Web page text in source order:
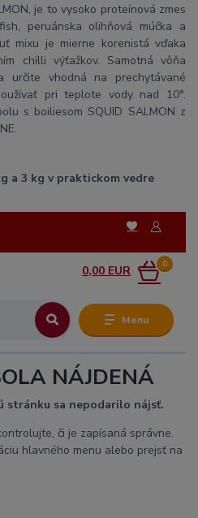
je to vysoko proteínová zmes
peruánska olihňová múčka a
mixu je mierne korenistá vďaka
chilli výťažkov. Samotná vôňa
určite vhodná na prechytávané
pri teplote vody nad 10°.
s boiliesom SQUID SALMON z
a 3 kg v praktickom vedre
Menu
0
0,00 EUR
NÁJDENÁ
stránku sa nepodarilo nájsť.
či je zapísaná správne.
hlavného menu alebo prejsť na